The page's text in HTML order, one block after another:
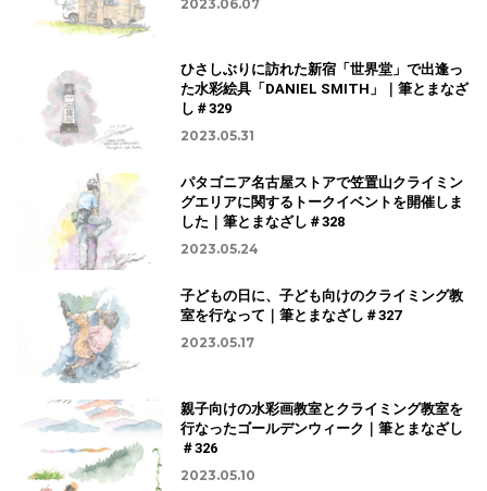
2023.06.07
ひさしぶりに訪れた新宿「世界堂」で出逢っ
た水彩絵具「DANIEL SMITH」｜筆とまなざ
し＃329
2023.05.31
パタゴニア名古屋ストアで笠置山クライミン
グエリアに関するトークイベントを開催しま
した｜筆とまなざし＃328
2023.05.24
子どもの日に、子ども向けのクライミング教
室を行なって｜筆とまなざし＃327
2023.05.17
親子向けの水彩画教室とクライミング教室を
行なったゴールデンウィーク｜筆とまなざし
＃326
2023.05.10